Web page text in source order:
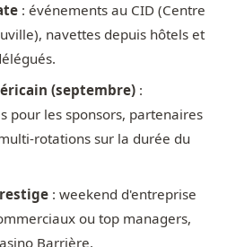
: événements au CID (Centre
navettes depuis hôtels et
(septembre) :
pour les sponsors, partenaires
rotations sur la durée du
: weekend d'entreprise
ou top managers,
Barrière.